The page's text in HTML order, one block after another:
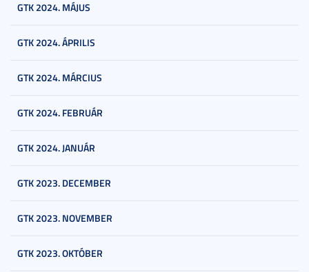
GTK 2024. MÁJUS
GTK 2024. ÁPRILIS
GTK 2024. MÁRCIUS
GTK 2024. FEBRUÁR
GTK 2024. JANUÁR
GTK 2023. DECEMBER
GTK 2023. NOVEMBER
GTK 2023. OKTÓBER